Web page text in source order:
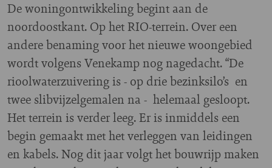
De woningontwikkeling begint aan de
noordoostkant. Op het RIO-terrein. Over een
andere benaming voor het nieuwe woongebied
wordt volgens Venekamp nog nagedacht. “De
rioolwaterzuivering is - op drie bezinksilo’s en
twee slibvijzelgemalen na - helemaal gesloopt.
Het terrein is verder leeg. Er is inmiddels een
begin gemaakt met het verleggen van leidingen
en kabels. Nog dit jaar volgt het bouwrijp maken